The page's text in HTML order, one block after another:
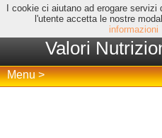
I cookie ci aiutano ad erogare
l'utente accetta le nostre
informazioni
Valori
Menu >